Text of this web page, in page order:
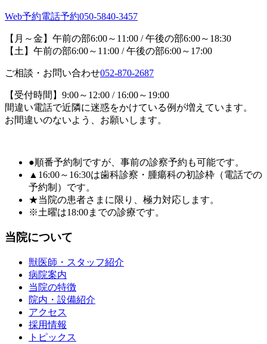
Web予約電話予約050-5840-3457
【月～金】午前の部6:00～11:00 / 午後の部6:00～18:30
【土】午前の部6:00～11:00 / 午後の部6:00～17:00
ご相談・お問い合わせ052-870-2687
【受付時間】9:00～12:00 / 16:00～19:00
間違い電話で近隣に迷惑をかけている例が増えています。
お間違いのないよう、お願いします。
●順番予約制ですが、事前の診察予約も可能です。
▲16:00～16:30は歯科診察・腫瘍科の初診枠（電話での
予約制）です。
★当院の患者さまに限り、極力対応します。
※土曜は18:00までの診療です。
当院について
獣医師・スタッフ紹介
病院案内
当院の特徴
院内・設備紹介
アクセス
採用情報
トピックス